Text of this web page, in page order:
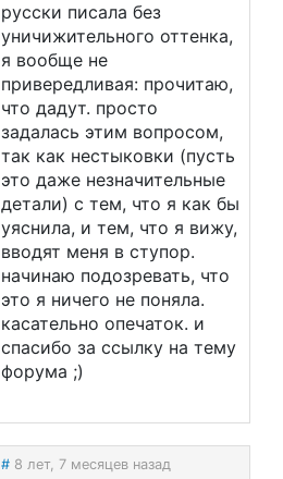
русски писала без
уничижительного оттенка,
я вообще не
привередливая: прочитаю,
что дадут. просто
задалась этим вопросом,
так как нестыковки (пусть
это даже незначительные
детали) с тем, что я как бы
уяснила, и тем, что я вижу,
вводят меня в ступор.
начинаю подозревать, что
это я ничего не поняла.
касательно опечаток. и
спасибо за ссылку на тему
форума ;)
# 8 лет, 7 месяцев назад